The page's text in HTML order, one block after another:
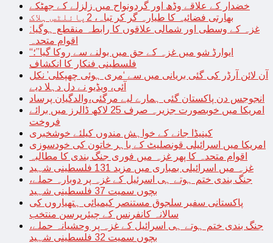
خضدار کے علاقے وڈھ اور گردونواح میں زلزلے کے جھٹکے
بھارتی فضائیہ کا طیارہ گر کر تباہ، 2پائلٹس ہلاک
غزہ کے وسطی اور شمالی علاقوں کا رابطہ منقطع ہوگیا:
اقوام متحدہ
“ایوارڈ شو میں غزہ کے حق میں بولنے سے روکا گیا”؛
فلسطینی فنکار کا انکشاف
آن لائن آرڈر کی گئی بریانی میں سے ‘مری ہوئی چھپکلی’ نکل
آئی، ویڈیو نے دل دہلا دیے
انجوجس دن پاکستان گئی ہمارے لیے مرگئی،والدگیان پرساد
امریکا میں خوبصورت جزیرہ صرف 25 لاکھ ڈالرز میں برائے
فروخت
کینیڈا جانے کے خواہش مندوں کیلئے خوشخبری
امریکا میں اسرائیلی قونصلیٹ کے باہر خاتون کی خودسوزی
اقوام متحدہ کا پھر غزہ میں فوری جنگ بندی کا مطالبہ
غزہ میں اسرائیلی بمباری میں مزید 131 فلسطینی شہید
جنگ بندی ختم ہوتے ہی اسرئیل کے غزہ پر دوبارہ حملے،
بچوں سمیت 37 فلسطینی شہید
پاکستانی سفیر سلجوق مستنصر کیمیائی ہتھیاروں کی
سالانہ کانفرنس کے چیئرپرسن منتخب
جنگ بندی ختم ہوتے ہی اسرائیل کے غزہ پر وحشیانہ حملے،
بچوں سمیت 32 فلسطینی شہید